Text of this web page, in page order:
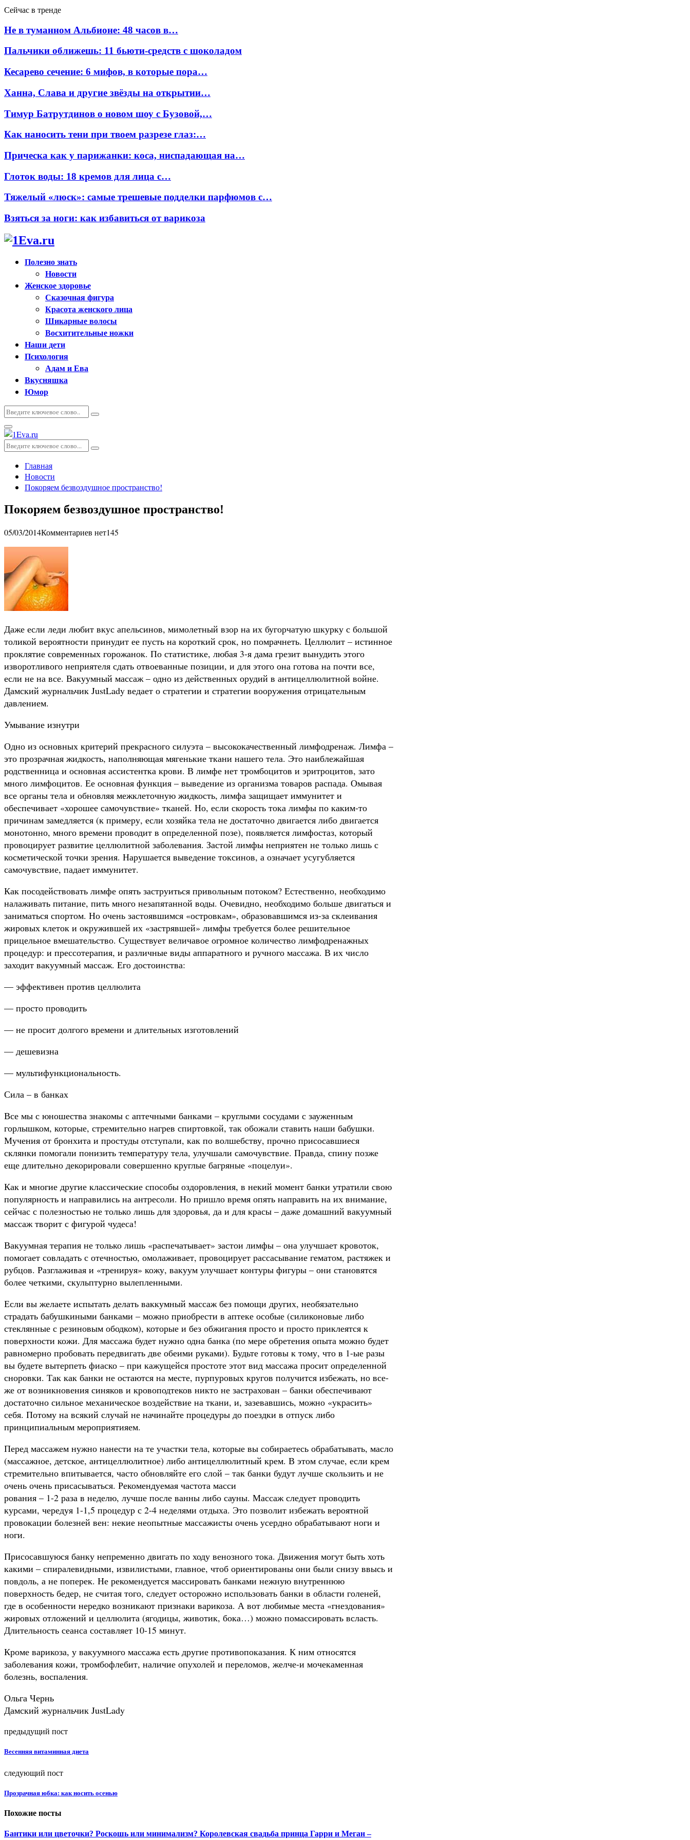
Сейчас в тренде
Не в туманном Альбионе: 48 часов в…
Пальчики оближешь: 11 бьюти-средств с шоколадом
Кесарево сечение: 6 мифов, в которые пора…
Ханна, Слава и другие звёзды на открытии…
Тимур Батрутдинов о новом шоу с Бузовой,…
Как наносить тени при твоем разрезе глаз:…
Прическа как у парижанки: коса, ниспадающая на…
Глоток воды: 18 кремов для лица с…
Тяжелый «люск»: самые трешевые подделки парфюмов с…
Взяться за ноги: как избавиться от варикоза
Полезно знать
Новости
Женское здоровье
Сказочная фигура
Красота женского лица
Шикарные волосы
Восхитительные ножки
Наши дети
Психология
Адам и Ева
Вкусняшка
Юмор
Искать:
Поиск
Основное
меню
Искать:
Поиск
Главная
Новости
Покоряем безвоздушное пространство!
Покоряем безвоздушное пространство!
05/03/2014Комментариев нет145
Даже если леди любит вкус апельсинов, мимолетный взор на их бугорчатую шкурку с большой
толикой вероятности принудит ее пусть на короткий срок, но помрачнеть. Целлюлит – истинное
проклятие современных горожанок. По статистике, любая 3-я дама грезит вынудить этого
изворотливого неприятеля сдать отвоеванные позиции, и для этого она готова на почти все,
если не на все. Вакуумный массаж – одно из действенных орудий в антицеллюлитной войне.
Дамский журнальчик JustLady ведает о стратегии и стратегии вооружения отрицательным
давлением.
Умывание изнутри
Одно из основных критерий прекрасного силуэта – высококачественный лимфодренаж. Лимфа –
это прозрачная жидкость, наполняющая мягенькие ткани нашего тела. Это наиблежайшая
родственница и основная ассистентка крови. В лимфе нет тромбоцитов и эритроцитов, зато
много лимфоцитов. Ее основная функция – выведение из организма товаров распада. Омывая
все органы тела и обновляя межклеточную жидкость, лимфа защищает иммунитет и
обеспечивает «хорошее самочувствие» тканей. Но, если скорость тока лимфы по каким-то
причинам замедляется (к примеру, если хозяйка тела не достаточно двигается либо двигается
монотонно, много времени проводит в определенной позе), появляется лимфостаз, который
провоцирует развитие целлюлитной заболевания. Застой лимфы неприятен не только лишь с
косметической точки зрения. Нарушается выведение токсинов, а означает усугубляется
самочувствие, падает иммунитет.
Как посодействовать лимфе опять заструиться привольным потоком? Естественно, необходимо
налаживать питание, пить много незапятанной воды. Очевидно, необходимо больше двигаться и
заниматься спортом. Но очень застоявшимся «островкам», образовавшимся из-за склеивания
жировых клеток и окружившей их «застрявшей» лимфы требуется более решительное
прицельное вмешательство. Существует величавое огромное количество лимфодренажных
процедур: и прессотерапия, и различные виды аппаратного и ручного массажа. В их число
заходит вакуумный массаж. Его достоинства:
— эффективен против целлюлита
— просто проводить
— не просит долгого времени и длительных изготовлений
— дешевизна
— мультифункциональность.
Сила – в банках
Все мы с юношества знакомы с аптечными банками – круглыми сосудами с зауженным
горлышком, которые, стремительно нагрев спиртовкой, так обожали ставить наши бабушки.
Мучения от бронхита и простуды отступали, как по волшебству, прочно присосавшиеся
склянки помогали понизить температуру тела, улучшали самочувствие. Правда, спину позже
еще длительно декорировали совершенно круглые багряные «поцелуи».
Как и многие другие классические способы оздоровления, в некий момент банки утратили свою
популярность и направились на антресоли. Но пришло время опять направить на их внимание,
сейчас с полезностью не только лишь для здоровья, да и для красы – даже домашний вакуумный
массаж творит с фигурой чудеса!
Вакуумная терапия не только лишь «распечатывает» застои лимфы – она улучшает кровоток,
помогает совладать с отечностью, омолаживает, провоцирует рассасывание гематом, растяжек и
рубцов. Разглаживая и «тренируя» кожу, вакуум улучшает контуры фигуры – они становятся
более четкими, скульптурно вылепленными.
Если вы желаете испытать делать ваккумный массаж без помощи других, необязательно
страдать бабушкиными банками – можно приобрести в аптеке особые (силиконовые либо
стеклянные с резиновым ободком), которые и без обжигания просто и просто приклеятся к
поверхности кожи. Для массажа будет нужно одна банка (по мере обретения опыта можно будет
равномерно пробовать передвигать две обеими руками). Будьте готовы к тому, что в 1-ые разы
вы будете вытерпеть фиаско – при кажущейся простоте этот вид массажа просит определенной
сноровки. Так как банки не остаются на месте, пурпуровых кругов получится избежать, но все-
же от возникновения синяков и кровоподтеков никто не застрахован – банки обеспечивают
достаточно сильное механическое воздействие на ткани, и, зазевавшись, можно «украсить»
себя. Потому на всякий случай не начинайте процедуры до поездки в отпуск либо
принципиальным мероприятияем.
Перед массажем нужно нанести на те участки тела, которые вы собираетесь обрабатывать, масло
(массажное, детское, антицеллюлитное) либо антицеллюлитный крем. В этом случае, если крем
стремительно впитывается, часто обновляйте его слой – так банки будут лучше скользить и не
очень очень присасываться. Рекомендуемая частота масси
рования – 1-2 раза в неделю, лучше после ванны либо сауны. Массаж следует проводить
курсами, чередуя 1-1,5 процедур с 2-4 неделями отдыха. Это позволит избежать вероятной
провокации болезней вен: некие неопытные массажисты очень усердно обрабатывают ноги и
ноги.
Присосавшуюся банку непременно двигать по ходу венозного тока. Движения могут быть хоть
какими – спиралевидными, извилистыми, главное, чтоб ориентированы они были снизу ввысь и
повдоль, а не поперек. Не рекомендуется массировать банками нежную внутреннюю
поверхность бедер, не считая того, следует осторожно использовать банки в области голеней,
где в особенности нередко возникают признаки варикоза. А вот любимые места «гнездования»
жировых отложений и целлюлита (ягодицы, животик, бока…) можно помассировать всласть.
Длительность сеанса составляет 10-15 минут.
Кроме варикоза, у вакуумного массажа есть другие противопоказания. К ним относятся
заболевания кожи, тромбофлебит, наличие опухолей и переломов, желче-и мочекаменная
болезнь, воспаления.
Ольга Чернь
Дамский журнальчик JustLady
предыдущий пост
Весенняя витаминная диета
следующий пост
Прозрачная юбка: как носить осенью
Похожие посты
Бантики или цветочки? Роскошь или минимализм? Королевская свадьба принца Гарри и Меган –